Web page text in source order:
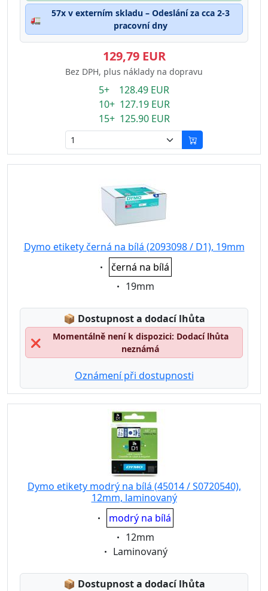
🚛
57x v externím skladu – Odeslání za cca 2-3
pracovní dny
129,79 EUR
Bez DPH, plus náklady na dopravu
5+ 128.49 EUR
10+ 127.19 EUR
15+ 125.90 EUR
Dymo etikety černá na bílá (2093098 / D1), 19mm
Eigenschaft:
černá na bílá
Eigenschaft:
19mm
📦 Lagerstatus:
Dostupnost a dodací lhůta
❌
Momentálně není k dispozici: Dodací lhůta
neznámá
Oznámení při dostupnosti
Dymo etikety modrý na bílá (45014 / S0720540),
12mm, laminovaný
Eigenschaft:
modrý na bílá
Eigenschaft:
12mm
Eigenschaft:
Laminovaný
📦 Lagerstatus:
Dostupnost a dodací lhůta